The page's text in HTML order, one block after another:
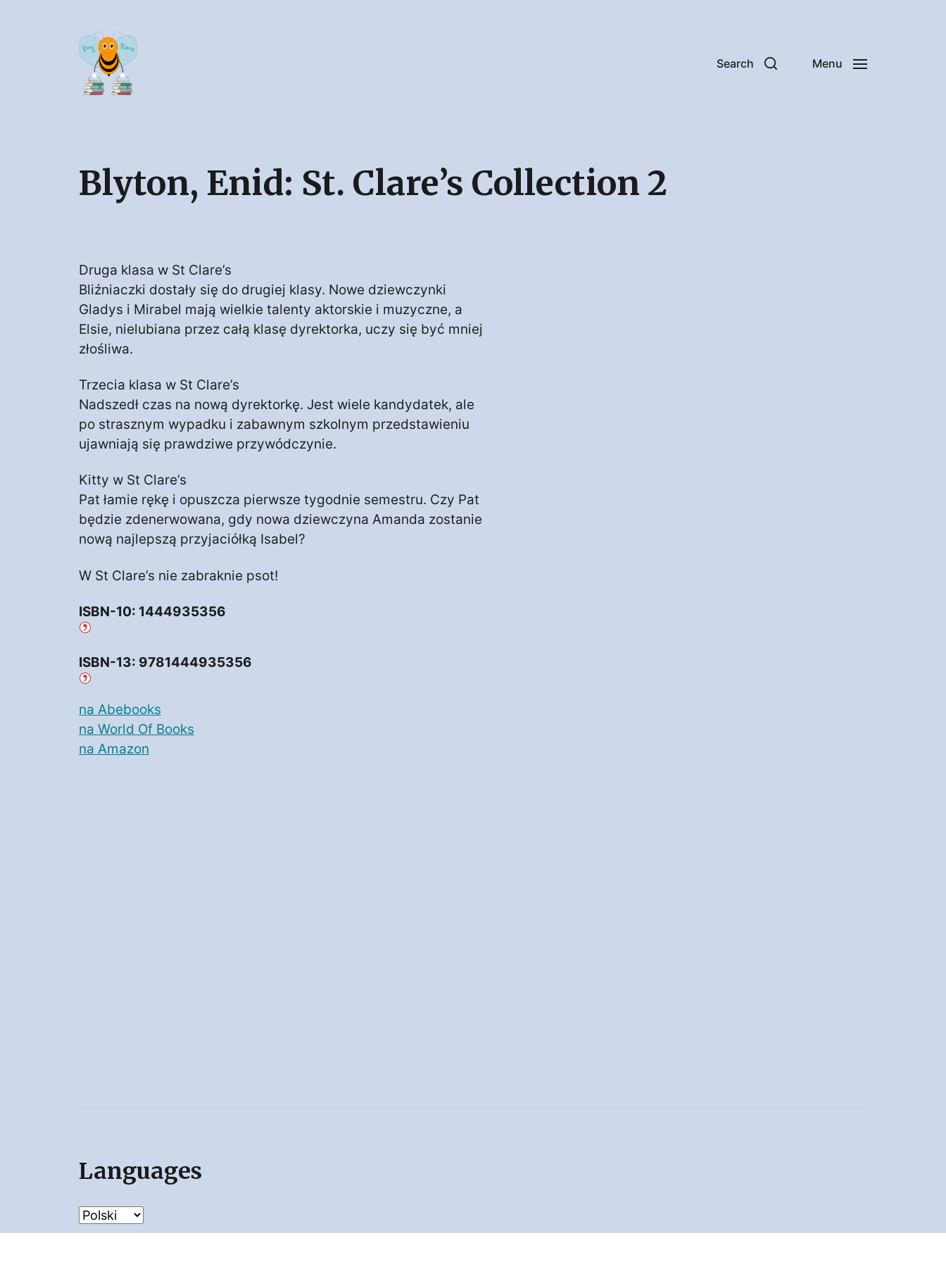
Search Menu
Blyton, Enid: St. Clare’s Collection 2
Druga klasa w St Clare’s
Bliźniaczki dostały się do drugiej klasy. Nowe dziewczynki
Gladys i Mirabel mają wielkie talenty aktorskie i muzyczne, a
Elsie, nielubiana przez całą klasę dyrektorka, uczy się być mniej
złośliwa.
Trzecia klasa w St Clare’s
Nadszedł czas na nową dyrektorkę. Jest wiele kandydatek, ale
po strasznym wypadku i zabawnym szkolnym przedstawieniu
ujawniają się prawdziwe przywódczynie.
Kitty w St Clare’s
Pat łamie rękę i opuszcza pierwsze tygodnie semestru. Czy Pat
będzie zdenerwowana, gdy nowa dziewczyna Amanda zostanie
nową najlepszą przyjaciółką Isabel?
W St Clare’s nie zabraknie psot!
ISBN-10: 1444935356
ISBN-13: 9781444935356
na Abebooks
na World Of Books
na Amazon
Languages